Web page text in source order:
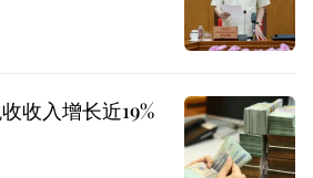
收入增长近19%